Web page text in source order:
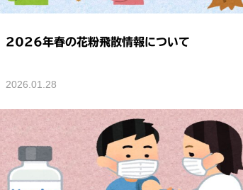
2026年春の花粉飛散情報について
2026.01.28